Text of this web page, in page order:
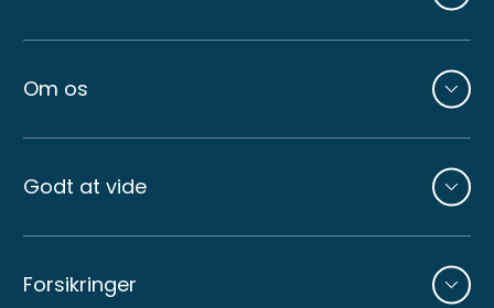
Om os
Godt at vide
Forsikringer